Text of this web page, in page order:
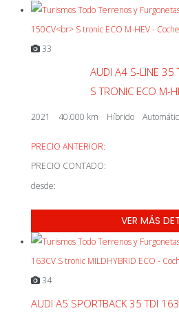
33
AUDI A4 S-LINE 35
S TRONIC ECO M-
2021 40.000 km Híbrido
PRECIO ANTERIOR:
PRECIO CONTADO:
desde:
VER MÁS
34
AUDI A5 SPORTBACK 35 TDI